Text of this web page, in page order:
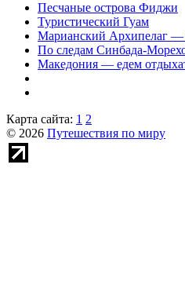
Песчаные острова Фиджи
Туристический Гуам
Марианский Архипелаг —
По следам Синбада-
Македония — едем
Карта сайта: 1 2
© 2026 Путешествия по миру